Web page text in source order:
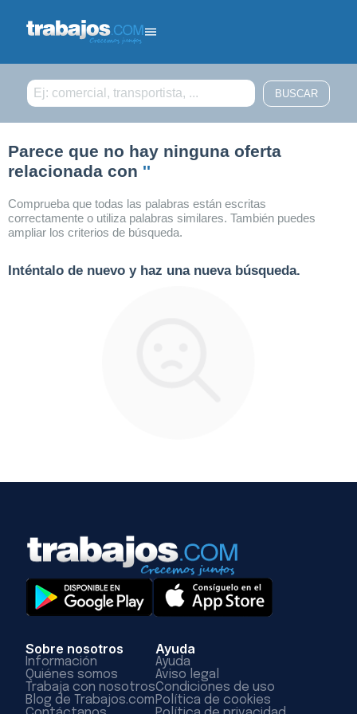
Parece que no hay ninguna oferta
relacionada con ''
Comprueba que todas las palabras están escritas
correctamente o utiliza palabras similares. También puedes
ampliar los criterios de búsqueda.
Inténtalo de nuevo y haz una nueva búsqueda.
Sobre nosotros
Información
Quiénes somos
Trabaja con nosotros
Blog de Trabajos.com
Ayuda
Ayuda
Aviso legal
Condiciones de uso
Política de cookies